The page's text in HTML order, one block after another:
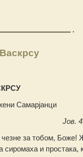
Самарјанци
Јов.
за тобом, Боже!
и простака,